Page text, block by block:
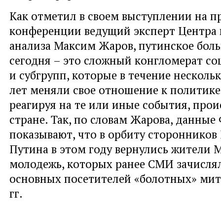
Как отметил в своем выступлении на
конференции ведущий эксперт Центра
анализа Максим Жаров, путинское
сегодня – это сложный конгломерат
и субгрупп, которые в течение
лет меняли свое отношение к
реагируя на те или иные события,
стране. Так, по словам Жарова,
показывают, что в орбиту
Путина в этом году вернулись жители
молодежь, которых ранее СМИ
основных посетителей «болотных»
гг.